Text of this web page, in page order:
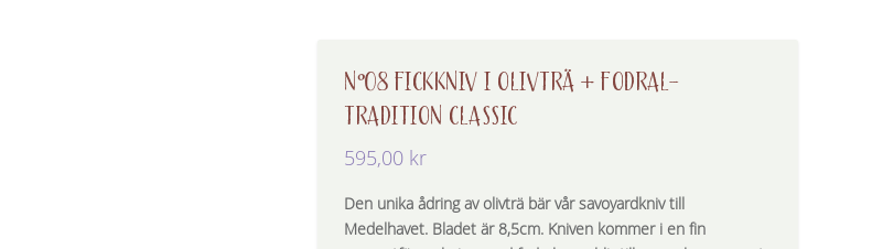
N°08 FICKKNIV I OLIVTRÄ + FODRAL-
TRADITION CLASSIC
595,00 kr
Den unika ådring av olivträ bär vår savoyardkniv till
Medelhavet. Bladet är 8,5cm. Kniven kommer i en fin